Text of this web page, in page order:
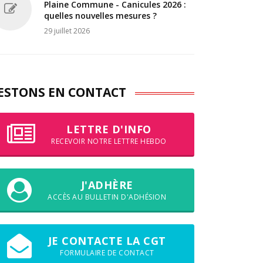
Plaine Commune - Canicules 2026 :
quelles nouvelles mesures ?
29 juillet 2026
EN CONTACT
LETTRE D'INFO
RECEVOIR NOTRE LETTRE HEBDO
J'ADHÈRE
ACCÈS AU BULLETIN D'ADHÉSION
JE CONTACTE LA CGT
FORMULAIRE DE CONTACT